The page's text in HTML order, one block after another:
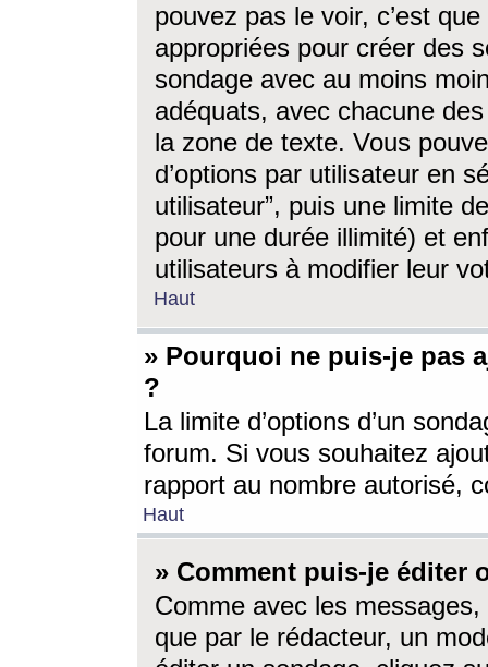
pouvez pas le voir, c’est
appropriées pour créer des
sondage avec au moins
adéquats, avec chacune
la zone de texte. Vous
d’options par utilisateur en
utilisateur”, puis une limite
pour une durée illimité) et
utilisateurs à modifier leur
Haut
» Pourquoi ne puis-je pas
?
La limite d’options d’un
forum. Si vous souhaitez
rapport au nombre autorisé,
Haut
» Comment puis-je éditer
Comme avec les
que par le rédacteur, un